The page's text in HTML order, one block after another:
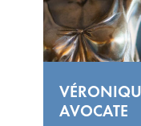
AVOCATE